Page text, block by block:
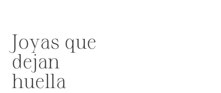
Joyas que
dejan
huella